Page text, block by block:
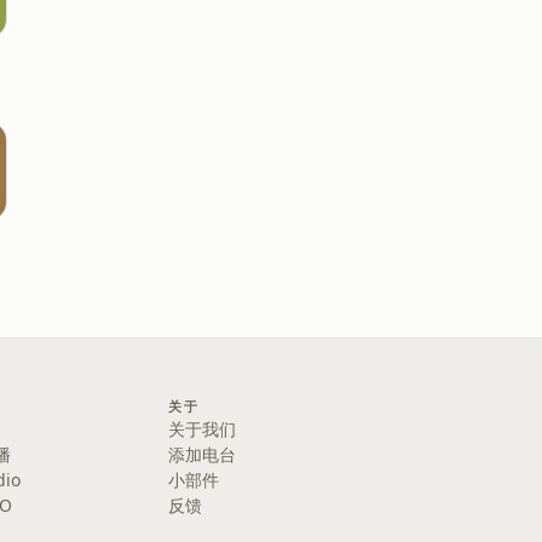
关于
关于我们
添加电台
小部件
反馈